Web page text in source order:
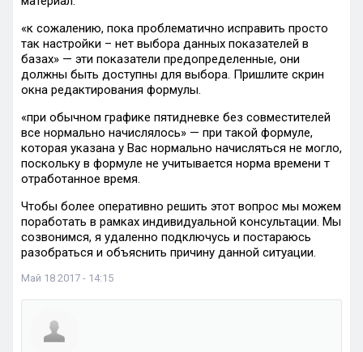
«к сожалению, пока проблематично исправить просто
так настройки – нет выбора данных показателей в
базах» — эти показатели предопределенные, они
должны быть доступны для выбора. Пришлите скрин
окна редактирования формулы.
«при обычном графике пятидневке без совместителей
все нормально начислялось» — при такой формуле,
которая указана у Вас нормально начисляться не могло,
поскольку в формуле не учитывается норма времени т
отработанное время.
Чтобы более оперативно решить этот вопрос мы можем
поработать в рамках индивидуальной консультации. Мы
созвонимся, я удаленно подключусь и постараюсь
разобраться и объяснить причину данной ситуации.
Май 18 2017 - 14:15